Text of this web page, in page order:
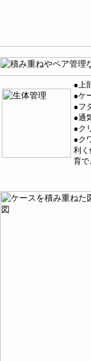
●上
●ケ
●フ
●通
●ク
●ク
利く
育で